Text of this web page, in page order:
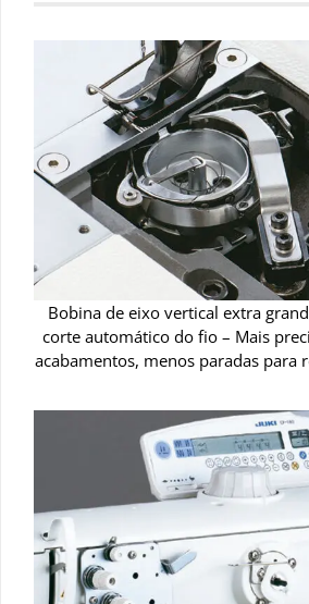
Bobina de eixo vertical extra
corte automático do fio – Mais
acabamentos, menos paradas para